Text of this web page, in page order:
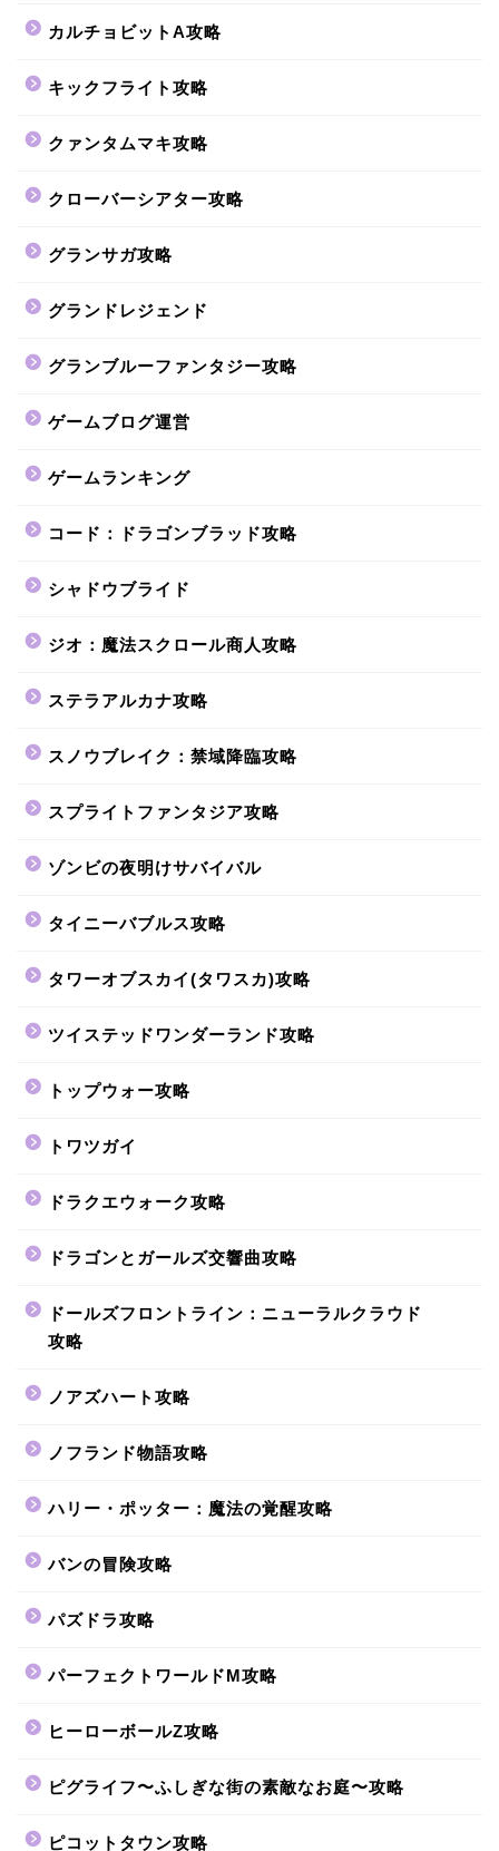
カルチョビットA攻略
キックフライト攻略
クァンタムマキ攻略
クローバーシアター攻略
グランサガ攻略
グランドレジェンド
グランブルーファンタジー攻略
ゲームブログ運営
ゲームランキング
コード：ドラゴンブラッド攻略
シャドウブライド
ジオ：魔法スクロール商人攻略
ステラアルカナ攻略
スノウブレイク：禁域降臨攻略
スプライトファンタジア攻略
ゾンビの夜明けサバイバル
タイニーバブルス攻略
タワーオブスカイ(タワスカ)攻略
ツイステッドワンダーランド攻略
トップウォー攻略
トワツガイ
ドラクエウォーク攻略
ドラゴンとガールズ交響曲攻略
ドールズフロントライン：ニューラルクラウド
攻略
ノアズハート攻略
ノフランド物語攻略
ハリー・ポッター：魔法の覚醒攻略
バンの冒険攻略
パズドラ攻略
パーフェクトワールドM攻略
ヒーローボールZ攻略
ピグライフ〜ふしぎな街の素敵なお庭〜攻略
ピコットタウン攻略